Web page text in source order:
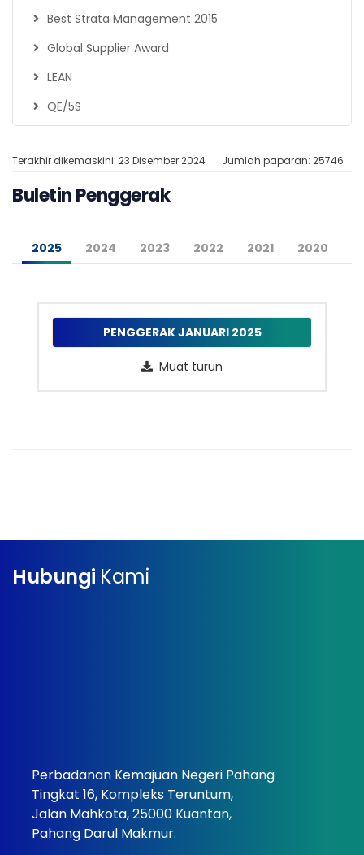
Best Strata Management 2015
Global Supplier Award
LEAN
QE/5S
Terakhir dikemaskini: 23 Disember 2024 Jumlah paparan: 25746
Buletin Penggerak
2025 2024 2023 2022 2021 2020
PENGGERAK JANUARI 2025
Muat turun
Hubungi Kami
Perbadanan Kemajuan Negeri Pahang
Tingkat 16, Kompleks Teruntum,
Jalan Mahkota, 25000 Kuantan,
Pahang Darul Makmur.